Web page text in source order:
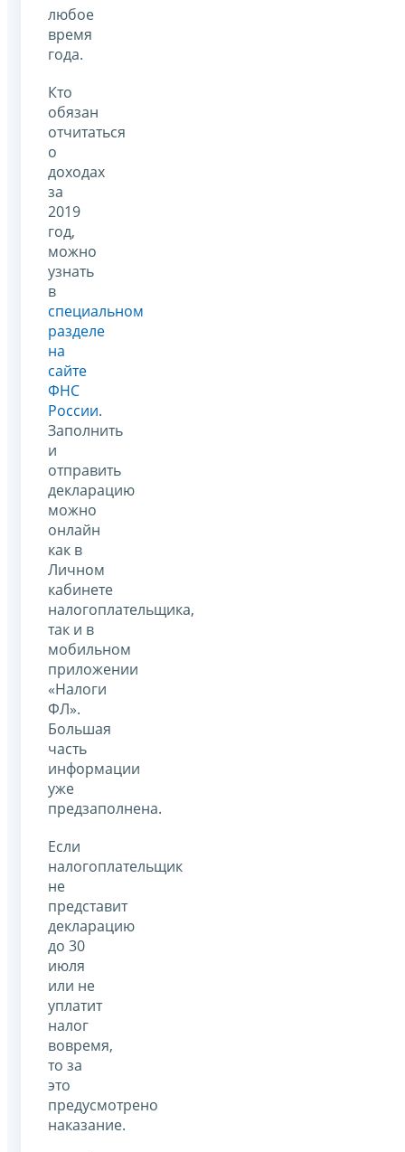
любое
время
года.
Кто
обязан
отчитаться
о
доходах
за
2019
год,
можно
узнать
в
специальном
разделе
на
сайте
ФНС
России.
Заполнить
и
отправить
декларацию
можно
онлайн
как в
Личном
кабинете
налогоплательщика,
так и в
мобильном
приложении
«Налоги
ФЛ».
Большая
часть
информации
уже
предзаполнена.
Если
налогоплательщик
не
представит
декларацию
до 30
июля
или не
уплатит
налог
вовремя,
то за
это
предусмотрено
наказание.